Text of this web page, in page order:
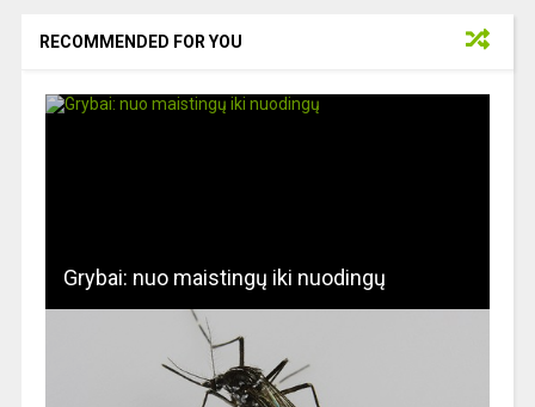
RECOMMENDED FOR YOU
Grybai: nuo maistingų iki nuodingų